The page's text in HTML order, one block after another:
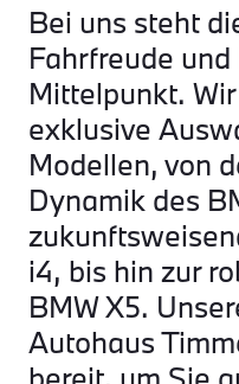
Bei uns steht
Fahrfreude
Mittelpunkt.
exklusive
Modellen, von
Dynamik des
i4, bis hin zur
BMW X5.
Autohaus